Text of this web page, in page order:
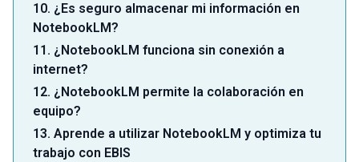
10. ¿Es seguro almacenar mi información en
NotebookLM?
11. ¿NotebookLM funciona sin conexión a
internet?
12. ¿NotebookLM permite la colaboración en
equipo?
13. Aprende a utilizar NotebookLM y optimiza tu
trabajo con EBIS